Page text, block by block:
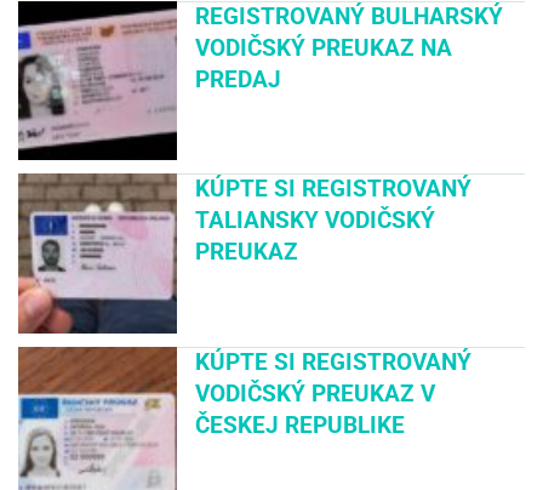
REGISTROVANÝ BULHARSKÝ
VODIČSKÝ PREUKAZ NA
PREDAJ
KÚPTE SI REGISTROVANÝ
TALIANSKY VODIČSKÝ
PREUKAZ
KÚPTE SI REGISTROVANÝ
VODIČSKÝ PREUKAZ V
ČESKEJ REPUBLIKE